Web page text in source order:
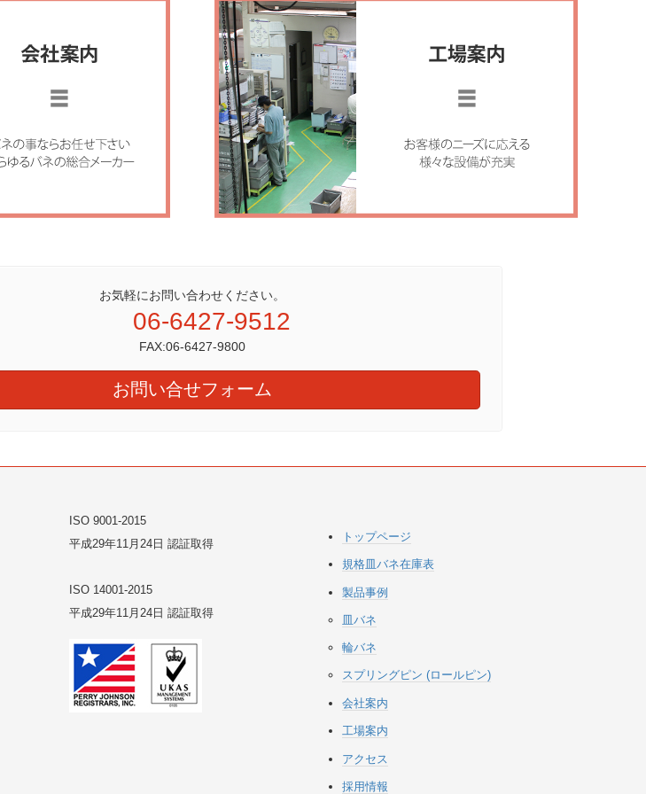
お気軽にお問い合わせください。
06-6427-9512
FAX:06-6427-9800
お問い合せフォーム
ISO 9001-2015
平成29年11月24日 認証取得
ISO 14001-2015
平成29年11月24日 認証取得
トップページ
規格皿バネ在庫表
製品事例
皿バネ
輪バネ
スプリングピン (ロールピン)
会社案内
工場案内
アクセス
採用情報